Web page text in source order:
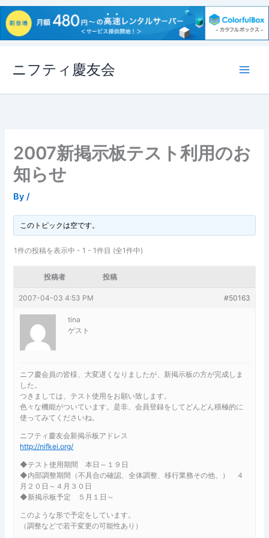
ス
ニフティ慶友会
2007新掲示板テスト利用のお
知らせ
By/
このトピックは空です。
1件の投稿を表示中 - 1 - 1件目 (全1件中)
投稿者 投稿
2007-04-03 4:53 PM #50163
tina
ゲスト
ニフ慶会員の皆様、大変遅くなりましたが、新掲示板の方が完成しま
した。
つきましては、テスト使用をお願い致します。
色々な機能がついています。是非、会員登録をしてどんどん積極的に
使ってみてくださいね。
ニフティ慶友会新掲示板アドレス
http://nifkei.org/
◆テスト使用期間 本日～１９日
◆内部調整期間（不具合の確認、全体調整、移行業務その他、） ４
月２０日～４月３０日
◆新掲示板予定 ５月１日～
このような形で予定をしています。
（調整などで若干変更の可能性あり）